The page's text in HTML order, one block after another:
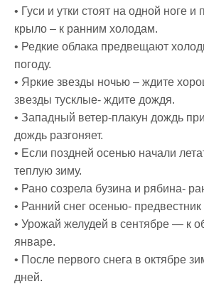
• Гуси и утки стоят на одной ноге и
крыло – к ранним холодам.
• Редкие облака предвещают
погоду.
• Яркие звезды ночью – ждите
звезды тусклые- ждите дождя.
• Западный ветер-плакун дождь
дождь разгоняет.
• Если поздней осенью начали
теплую зиму.
• Рано созрела бузина и рябина-
• Ранний снег осенью-
• Урожай желудей в сентябре — к
январе.
• После первого снега в октябре
дней.